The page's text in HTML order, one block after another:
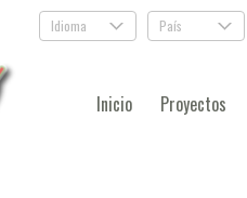
Idioma . País .
Inicio Proyectos